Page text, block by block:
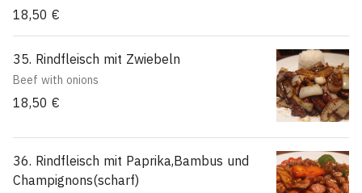
18,50 €
35. Rindfleisch mit Zwiebeln
Beef with onions
18,50 €
36. Rindfleisch mit Paprika,Bambus und
Champignons(scharf)